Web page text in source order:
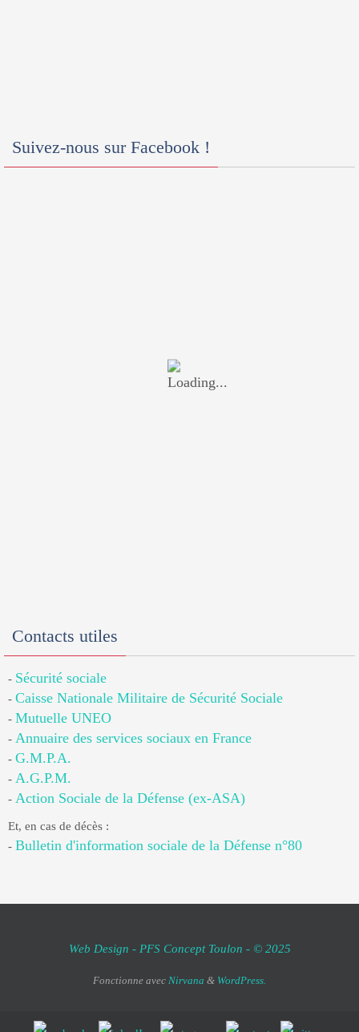
Suivez-nous sur Facebook !
Contacts utiles
- Sécurité sociale
- Caisse Nationale Militaire de Sécurité Sociale
- Mutuelle UNEO
- Annuaire des services sociaux en France
- G.M.P.A.
- A.G.P.M.
- Action Sociale de la Défense (ex-ASA)
Et, en cas de décès :
- Bulletin d'information sociale de la Défense n°80
Web Design - PFS Concept Toulon - © 2025
Fonctionne avec Nirvana & WordPress.